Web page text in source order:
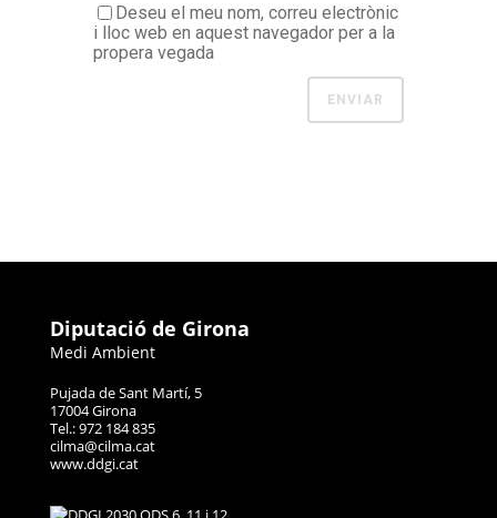
Deseu el meu nom, correu electrònic
i lloc web en aquest navegador per a la
propera vegada
Diputació de Girona
Medi Ambient
Pujada de Sant Martí, 5
17004 Girona
Tel.: 972 184 835
cilma@cilma.cat
www.ddgi.cat